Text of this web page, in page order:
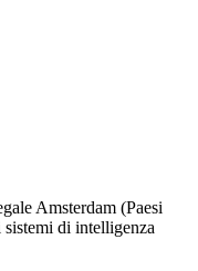
Amsterdam (Paesi
di intelligenza